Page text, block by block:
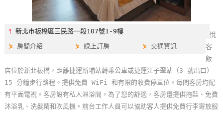
紅
帶
你
玩
⫯新北市板橋區三民路一段107號1-9樓
⋟ 房間介紹 ⋟線上訂房 ⋟ 交通資訊
悅
客
飯
店位於新北板橋，距離捷運新埔站轉乘公車或捷運江子翠站（3 號出口）
15 分鐘步行路程。提供免費 WiFi 和有限的收費停車位。每間客房均配
有平面電視。客房設有私人淋浴間。為了您的舒適，客房還提供拖鞋、免費
沐浴乳、洗髮精和吹風機。前台工作人員可以協助客人提供免費行李寄放服